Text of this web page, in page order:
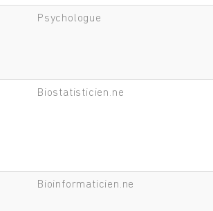
Psychologue
Biostatisticien.ne
Bioinformaticien.ne